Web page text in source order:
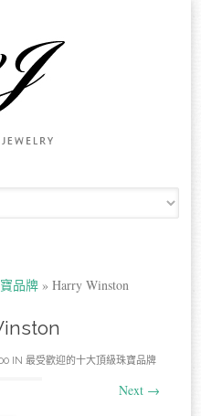
品牌 » Harry Winston
IN 最受歡迎的十大頂級珠寶品牌
Next →